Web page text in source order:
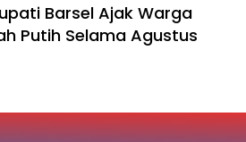
Barsel Ajak Warga
Putih Selama Agustus